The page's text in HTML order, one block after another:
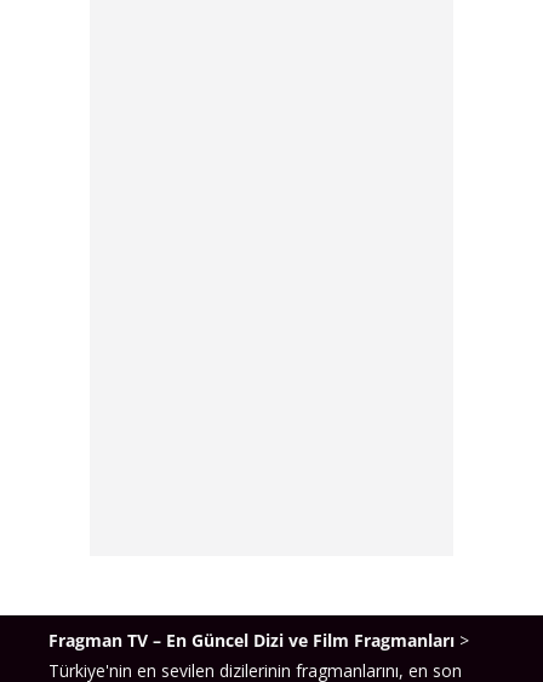
Fragman TV – En Güncel Dizi ve Film Fragmanları >
Türkiye'nin en sevilen dizilerinin fragmanlarını, en son